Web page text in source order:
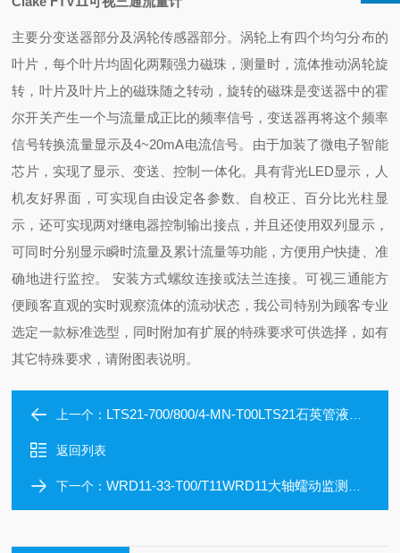
主要分变送器部分及涡轮传感器部分。涡轮上有四个均匀分布的
叶片，每个叶片均固化两颗强力磁珠，测量时，流体推动涡轮旋
转，叶片及叶片上的磁珠随之转动，旋转的磁珠是变送器中的霍
尔开关产生一个与流量成正比的频率信号，变送器再将这个频率
信号转换流量显示及4~20mA电流信号。由于加装了微电子智能
芯片，实现了显示、变送、控制一体化。具有背光LED显示，人
机友好界面，可实现自由设定各参数、自校正、百分比光柱显
示，还可实现两对继电器控制输出接点，并且还使用双列显示，
可同时分别显示瞬时流量及累计流量等功能，方便用户快捷、准
确地进行监控。 安装方式螺纹连接或法兰连接。可视三通能方
便顾客直观的实时观察流体的流动状态，我公司特别为顾客专业
选定一款标准选型，同时附加有扩展的特殊要求可供选择，如有
其它特殊要求，请附图表说明。
上一个： LTS21-700/800/4-MN-T00LTS21石英管液位计参数及报价
返回列表
下一个：WRD11-33-T00/T11WRD11大轴蠕动监测装置产品优势